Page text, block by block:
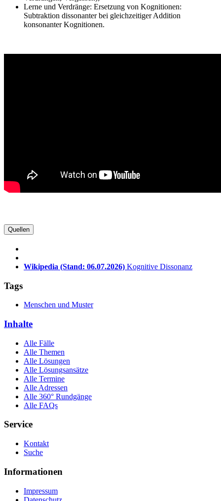
Lerne und Verdränge: Ersetzung von Kognitionen:
Subtraktion dissonanter bei gleichzeitiger Addition
konsonanter Kognitionen.
Quellen
Wikipedia (Stand: 06.07.2026) Kognitive Dissonanz
Tags
Menschen und Muster
Inhalte
Alle Fälle
Alle Themen
Alle Lösungen
Alle Lösungsansätze
Alle Termine
Alle Adressen
Alle 360° Rundgänge
Alle FAQs
Service
Kontakt
Suche
Informationen
Impressum